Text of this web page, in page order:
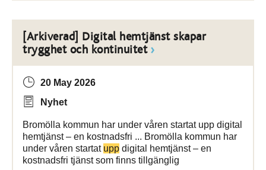
[Arkiverad] Digital hemtjänst skapar
trygghet och kontinuitet
20 May 2026
Nyhet
Bromölla kommun har under våren startat upp digital
hemtjänst – en kostnadsfri ... Bromölla kommun har
under våren startat upp digital hemtjänst – en
kostnadsfri tjänst som finns tillgänglig